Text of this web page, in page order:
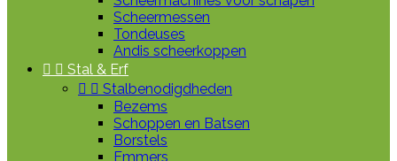
Scheermessen
Tondeuses
Andis scheerkoppen
  Stal & Erf
  Stalbenodigdheden
Bezems
Schoppen en Batsen
Borstels
Emmers